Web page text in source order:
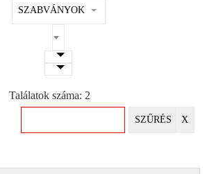
SZABVÁNYOK
Találatok száma: 2
SZŰRÉS X